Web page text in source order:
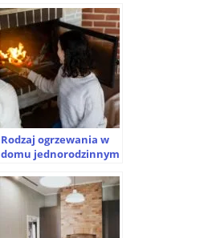
pominąć?
Rodzaj ogrzewania w
domu jednorodzinnym